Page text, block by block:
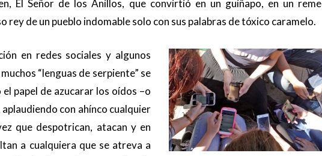
El Señor de los Anillos, que convirtió en un guiñapo, en un
rey de un pueblo indomable solo con sus palabras de tóxico caramelo.
en redes sociales y algunos
“lenguas de serpiente” se
papel de azucarar los oídos –o
con ahínco cualquier
que despotrican, atacan y en
a cualquiera que se atreva a